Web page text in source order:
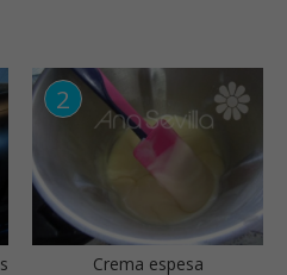
Crema espesa